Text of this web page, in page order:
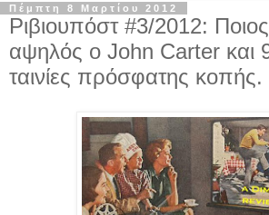
Πέμπτη 8 Μαρτίου 2012
Ριβιουπόστ #3/2012:
αψηλός ο John Carter και
ταινίες πρόσφατης κοπής.